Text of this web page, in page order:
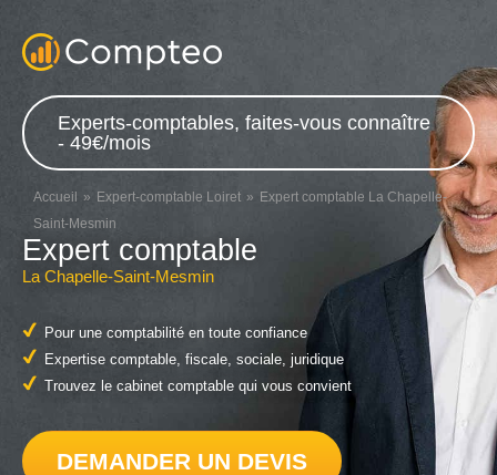
Experts-comptables, faites-vous connaître
- 49€/mois
Accueil Expert-comptable Loiret
Expert comptable La Chapelle-
Saint-Mesmin
Expert comptable
La Chapelle-Saint-Mesmin
Pour une comptabilité en toute confiance
Expertise comptable, fiscale, sociale, juridique
Trouvez le cabinet comptable qui vous convient
DEMANDER UN DEVIS